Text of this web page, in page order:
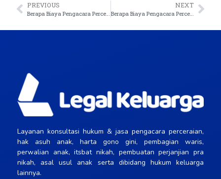
PREVIOUS NEXT
Berapa Biaya Pengacara Perceraian di Tangerang?
Layanan konsultasi hukum & jasa pengacara perceraian,
hak asuh anak, harta gono gini, pembagian waris,
perwalian anak, itsbat nikah, pembuatan perjanjian pra
nikah, asal usul anak serta dibidang hukum keluarga
lainnya.